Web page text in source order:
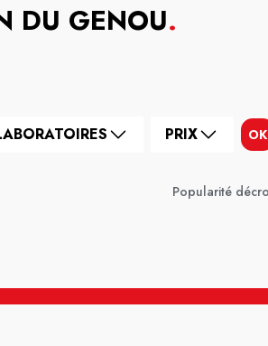
DU GENOU.
PRIX OK